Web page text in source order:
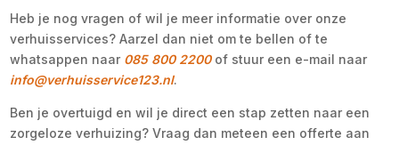
Heb je nog vragen of wil je meer informatie over onze
verhuisservices? Aarzel dan niet om te bellen of te
whatsappen naar 085 800 2200of stuur een e-mail naar
info@verhuisservice123.nl.
Ben je overtuigd en wil je direct een stap zetten naar een
zorgeloze verhuizing? Vraag dan meteen een offerte aan